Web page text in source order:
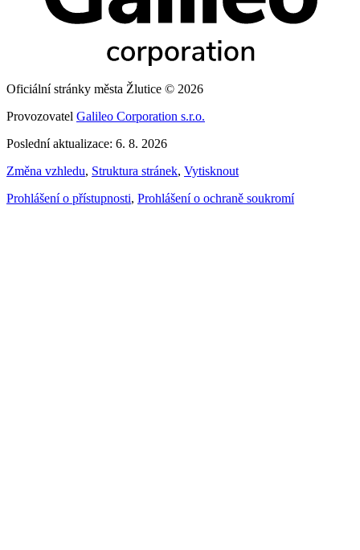
Oficiální stránky města Žlutice © 2026
Provozovatel Galileo Corporation s.r.o.
Poslední aktualizace: 6. 8. 2026
Změna vzhledu, Struktura stránek, Vytisknout
Prohlášení o přístupnosti, Prohlášení o ochraně soukromí